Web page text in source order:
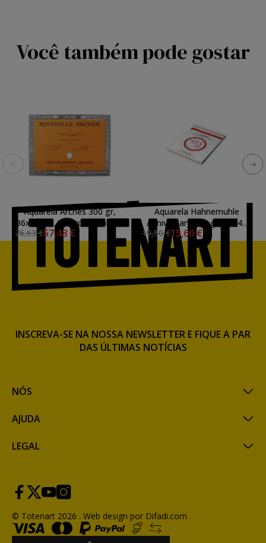
Você também pode gostar
Aquarela Arches 300 gr,
36x51 cm, G. Grosso, bloco
20 f.
76,63 €57,48 €
Aquarela Hahnemuhle
Anniversary 425 gr, 30x40
cm, 15 f
19,50 €15,60 €
NÓS
AJUDA
LEGAL
INSCREVA-SE NA NOSSA NEWSLETTER E FIQUE A PAR
DAS ÚLTIMAS NOTÍCIAS
© Totenart 2026 . Web design por Difadi.com